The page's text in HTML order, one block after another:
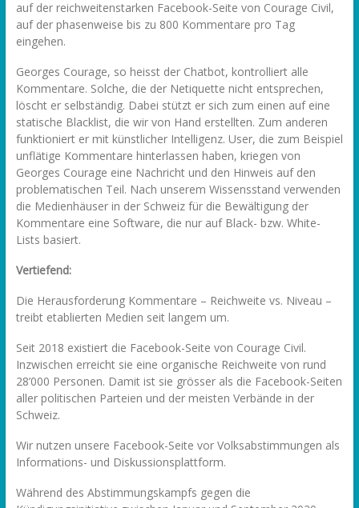
auf der reichweitenstarken Facebook-Seite von Courage Civil,
auf der phasenweise bis zu 800 Kommentare pro Tag
eingehen.
Georges Courage, so heisst der Chatbot, kontrolliert alle
Kommentare. Solche, die der Netiquette nicht entsprechen,
löscht er selbständig. Dabei stützt er sich zum einen auf eine
statische Blacklist, die wir von Hand erstellten. Zum anderen
funktioniert er mit künstlicher Intelligenz. User, die zum Beispiel
unflätige Kommentare hinterlassen haben, kriegen von
Georges Courage eine Nachricht und den Hinweis auf den
problematischen Teil. Nach unserem Wissensstand verwenden
die Medienhäuser in der Schweiz für die Bewältigung der
Kommentare eine Software, die nur auf Black- bzw. White-
Lists basiert.
Vertiefend:
Die Herausforderung Kommentare – Reichweite vs. Niveau –
treibt etablierten Medien seit langem um.
Seit 2018 existiert die Facebook-Seite von Courage Civil.
Inzwischen erreicht sie eine organische Reichweite von rund
28’000 Personen. Damit ist sie grösser als die Facebook-Seiten
aller politischen Parteien und der meisten Verbände in der
Schweiz.
Wir nutzen unsere Facebook-Seite vor Volksabstimmungen als
Informations- und Diskussionsplattform.
Während des Abstimmungskampfs gegen die